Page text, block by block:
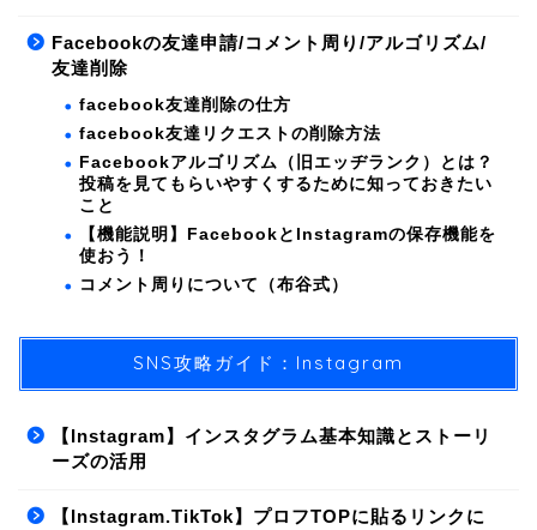
Facebookの友達申請/コメント周り/アルゴリズム/
友達削除
facebook友達削除の仕方
facebook友達リクエストの削除方法
Facebookアルゴリズム（旧エッヂランク）とは？
投稿を見てもらいやすくするために知っておきたい
こと
【機能説明】FacebookとInstagramの保存機能を
使おう！
コメント周りについて（布谷式）
SNS攻略ガイド：Instagram
【Instagram】インスタグラム基本知識とストーリ
ーズの活用
【Instagram.TikTok】プロフTOPに貼るリンクに